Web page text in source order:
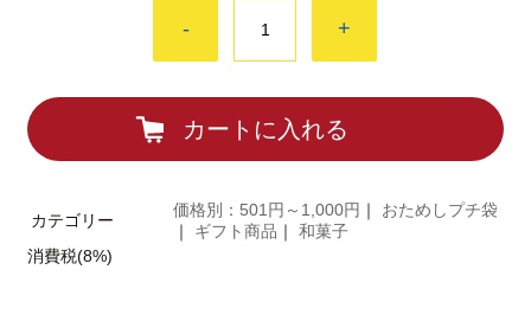
- +
カートに入れる
カテゴリー
価格別：501円～1,000円 ｜ おためしプチ袋
｜ ギフト商品 ｜和菓子
消費税(8%)